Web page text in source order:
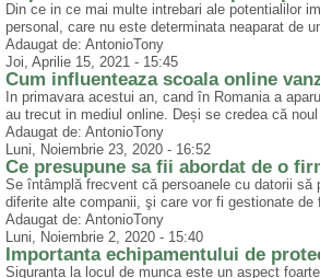
Din ce in ce mai multe intrebari ale potentialilor
personal, care nu este determinata neaparat de
Adaugat de: AntonioTony
Joi, Aprilie 15, 2021 - 15:45
Cum influenteaza scoala online
In primavara acestui an, cand în Romania a
au trecut in mediul online. Deși se credea că
Adaugat de: AntonioTony
Luni, Noiembrie 23, 2020 - 16:52
Ce presupune sa fii abordat de o
Se întâmplă frecvent că persoanele cu datorii
diferite alte companii, şi care vor fi gestionate
Adaugat de: AntonioTony
Luni, Noiembrie 2, 2020 - 15:40
Importanta echipamentului de
Siguranta la locul de munca este un aspect